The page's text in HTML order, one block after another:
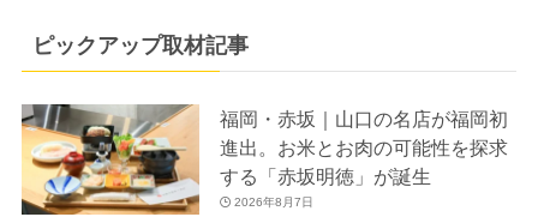
ピックアップ取材記事
福岡・赤坂｜山口の名店が福岡初
進出。お米とお肉の可能性を探求
する「赤坂明徳」が誕生
2026年8月7日